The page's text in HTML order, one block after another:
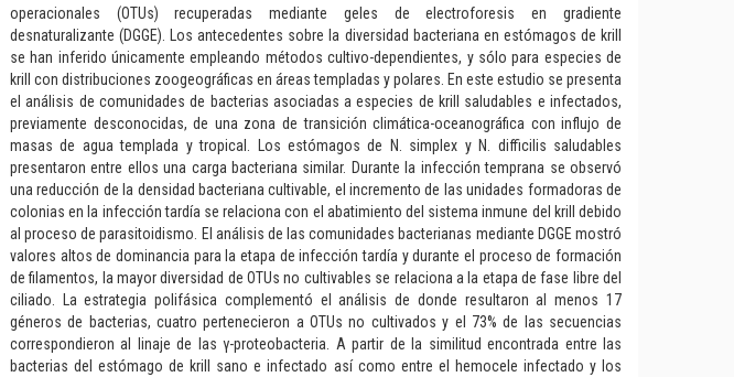
operacionales (OTUs) recuperadas mediante geles de electroforesis en gradiente
desnaturalizante (DGGE). Los antecedentes sobre la diversidad bacteriana en estómagos de krill
se han inferido únicamente empleando métodos cultivo-dependientes, y sólo para especies de
krill con distribuciones zoogeográficas en áreas templadas y polares. En este estudio se presenta
el análisis de comunidades de bacterias asociadas a especies de krill saludables e infectados,
previamente desconocidas, de una zona de transición climática-oceanográfica con influjo de
masas de agua templada y tropical. Los estómagos de N. simplex y N. difficilis saludables
presentaron entre ellos una carga bacteriana similar. Durante la infección temprana se observó
una reducción de la densidad bacteriana cultivable, el incremento de las unidades formadoras de
colonias en la infección tardía se relaciona con el abatimiento del sistema inmune del krill debido
al proceso de parasitoidismo. El análisis de las comunidades bacterianas mediante DGGE mostró
valores altos de dominancia para la etapa de infección tardía y durante el proceso de formación
de filamentos, la mayor diversidad de OTUs no cultivables se relaciona a la etapa de fase libre del
ciliado. La estrategia polifásica complementó el análisis de donde resultaron al menos 17
géneros de bacterias, cuatro pertenecieron a OTUs no cultivados y el 73% de las secuencias
correspondieron al linaje de las γ-proteobacteria. A partir de la similitud encontrada entre las
bacterias del estómago de krill sano e infectado así como entre el hemocele infectado y los